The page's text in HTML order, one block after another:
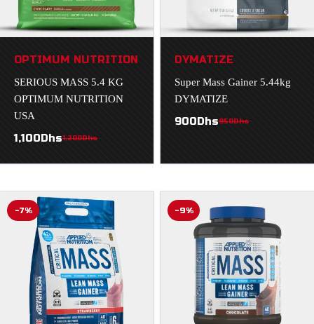
OPTIMUM NUTRITION
SERIOUS MASS 5.4 KG
OPTIMUM NUTRITION
USA
1,200Dhs
1,100Dhs
DYMATIZE
Super Mass Gainer 5.44kg
DYMATIZE
950Dhs
900Dhs
-7% -9%